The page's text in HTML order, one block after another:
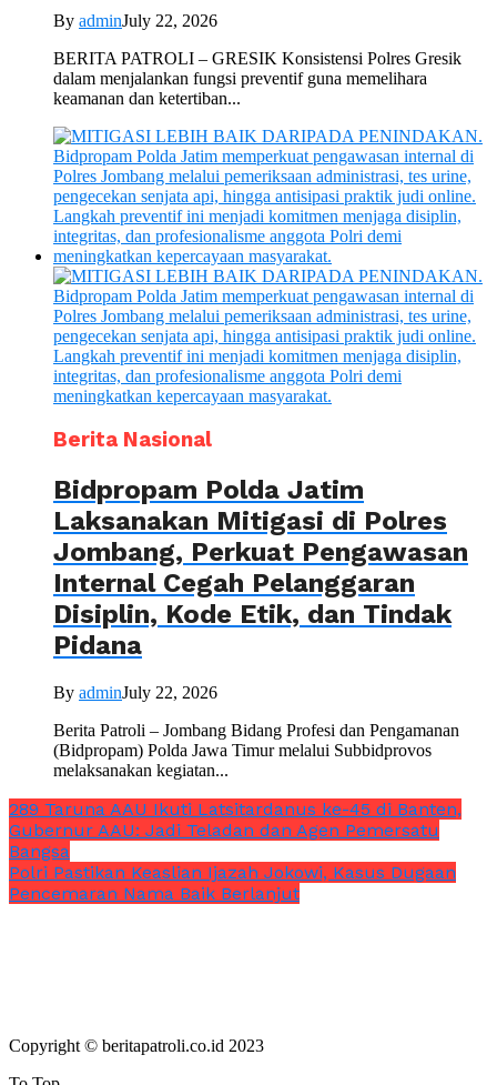
By adminJuly 22, 2026
BERITA PATROLI – GRESIK Konsistensi Polres Gresik
dalam menjalankan fungsi preventif guna memelihara
keamanan dan ketertiban...
Berita Nasional
Bidpropam Polda Jatim
Laksanakan Mitigasi di Polres
Jombang, Perkuat Pengawasan
Internal Cegah Pelanggaran
Disiplin, Kode Etik, dan Tindak
Pidana
By adminJuly 22, 2026
Berita Patroli – Jombang Bidang Profesi dan Pengamanan
(Bidpropam) Polda Jawa Timur melalui Subbidprovos
melaksanakan kegiatan...
289 Taruna AAU Ikuti Latsitardanus ke-45 di Banten,
Gubernur AAU: Jadi Teladan dan Agen Pemersatu
Bangsa
Polri Pastikan Keaslian Ijazah Jokowi, Kasus Dugaan
Pencemaran Nama Baik Berlanjut
Copyright © beritapatroli.co.id 2023